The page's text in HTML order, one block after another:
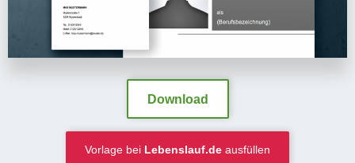
Download
Vorlage bei Lebenslauf.de ausfüllen